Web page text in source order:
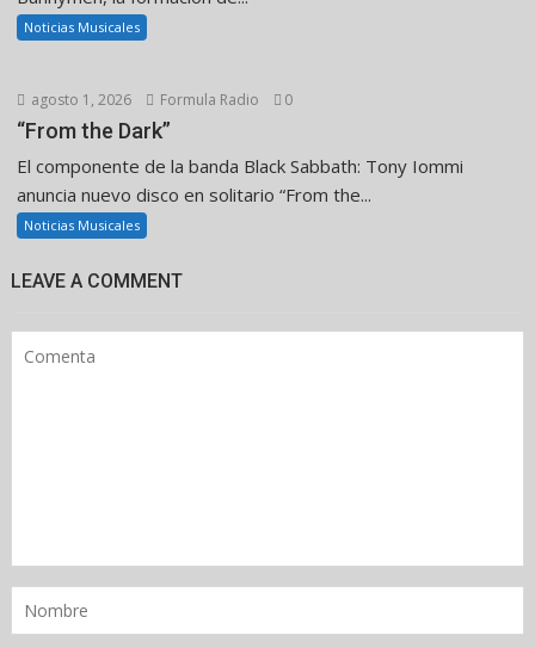
Noticias Musicales
agosto 1, 2026 Formula Radio 0
“From the Dark”
El componente de la banda Black Sabbath: Tony Iommi
anuncia nuevo disco en solitario “From the...
Noticias Musicales
LEAVE A COMMENT